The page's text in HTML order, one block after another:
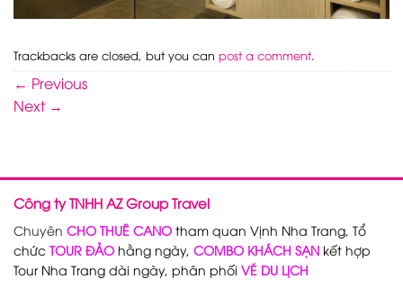
Trackbacks are closed, but you can post a comment.
← Previous
Next →
Công ty TNHH AZ Group Travel
Chuyên CHO THUÊ CANO tham quan Vịnh Nha Trang, Tổ
chức TOUR ĐẢO hằng ngày, COMBO KHÁCH SẠN kết hợp
Tour Nha Trang dài ngày, phân phối VÉ DU LỊCH